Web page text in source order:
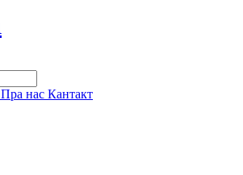
Пра нас Кантакт